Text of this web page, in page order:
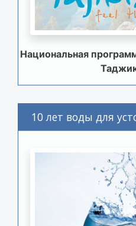
Национальная
10 лет воды для